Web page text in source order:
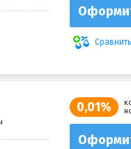
Сравнить
0,01%